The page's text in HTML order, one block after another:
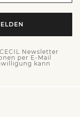
Newsletter
per E-Mail
kann